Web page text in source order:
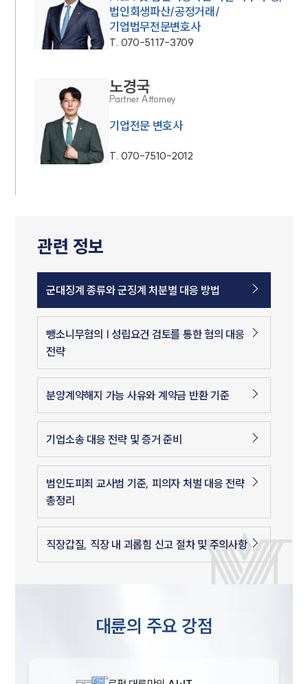
법인회생파산/공정거래/
기업법무전문변호사
T. 070-5117-3709
노경국
Partner Attorney
기업전문 변호사
T. 070-7510-2012
관련 정보
군대징계 종류와 군징계 처분별 대응 방법
뺑소니무혐의 | 성립요건 검토를 통한 혐의 대응
전략
분양계약해지 가능 사유와 계약금 반환 기준
기업소송 대응 전략 및 증거 준비
범인도피죄 교사범 기준, 피의자 처벌 대응 전략
총정리
직장갑질, 직장 내 괴롭힘 신고 절차 및 주의사항
대륜의 주요 강점